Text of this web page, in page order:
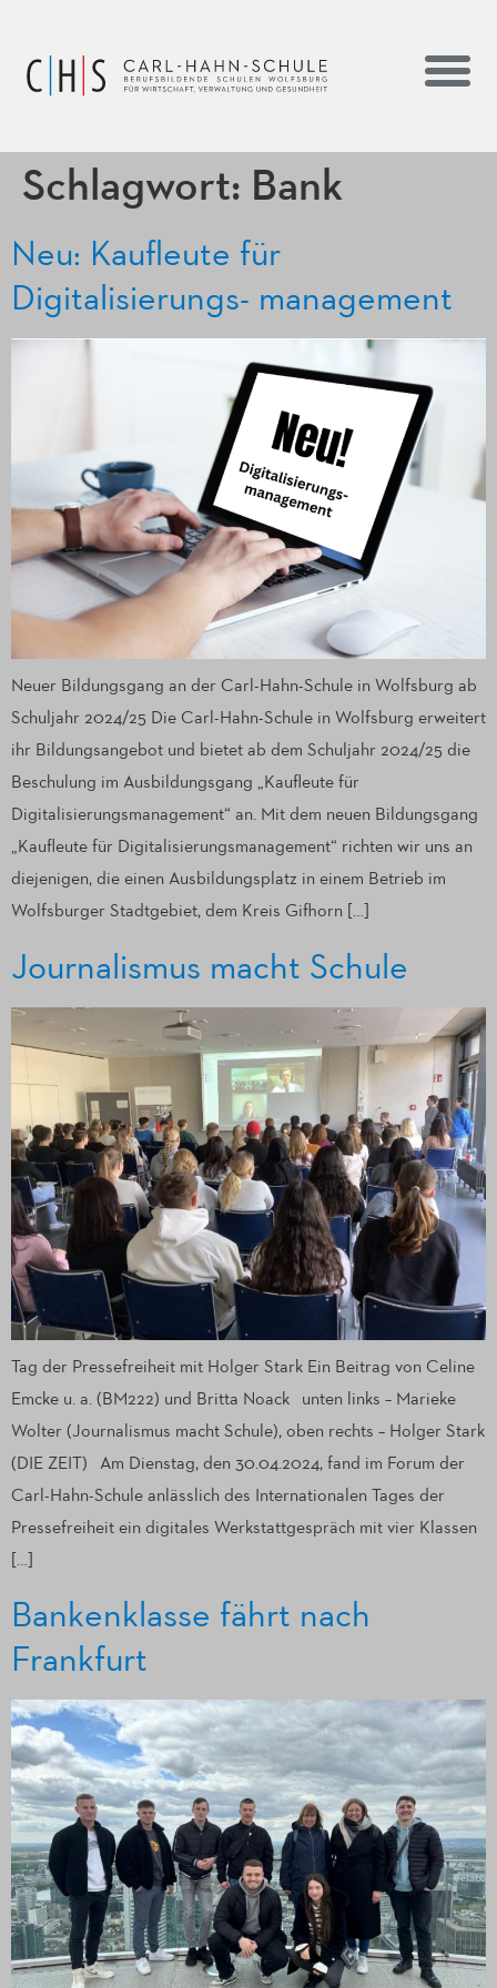
Schlagwort: Bank
Neu: Kaufleute für
Digitalisierungs- management
Neuer Bildungsgang an der Carl-Hahn-Schule in Wolfsburg ab
Schuljahr 2024/25 Die Carl-Hahn-Schule in Wolfsburg erweitert
ihr Bildungsangebot und bietet ab dem Schuljahr 2024/25 die
Beschulung im Ausbildungsgang „Kaufleute für
Digitalisierungsmanagement“ an. Mit dem neuen Bildungsgang
„Kaufleute für Digitalisierungsmanagement“ richten wir uns an
diejenigen, die einen Ausbildungsplatz in einem Betrieb im
Wolfsburger Stadtgebiet, dem Kreis Gifhorn […]
Journalismus macht Schule
Tag der Pressefreiheit mit Holger Stark Ein Beitrag von Celine
Emcke u. a. (BM222) und Britta Noack unten links – Marieke
Wolter (Journalismus macht Schule), oben rechts – Holger Stark
(DIE ZEIT) Am Dienstag, den 30.04.2024, fand im Forum der
Carl-Hahn-Schule anlässlich des Internationalen Tages der
Pressefreiheit ein digitales Werkstattgespräch mit vier Klassen
[…]
Bankenklasse fährt nach
Frankfurt